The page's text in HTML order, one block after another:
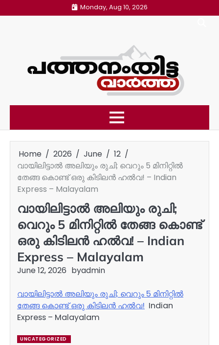
to
Monday, Aug 10, 2026
Home 2026 June
12
വായിലിട്ടാൽ അലിയും രുചി; വെറും 5 മിനിറ്റിൽ
തേങ്ങ കൊണ്ട് ഒരു കിടിലൻ ഹൽവ! – Indian
Express – Malayalam
വായിലിട്ടാൽ അലിയും രുചി;
വെറും 5 മിനിറ്റിൽ തേങ്ങ കൊണ്ട്
ഒരു കിടിലൻ ഹൽവ! – Indian
Express – Malayalam
June 12, 2026 byadmin
വായിലിട്ടാൽ അലിയും രുചി; വെറും 5 മിനിറ്റിൽ
തേങ്ങ കൊണ്ട് ഒരു കിടിലൻ ഹൽവ! Indian
Express – Malayalam
UNCATEGORIZED